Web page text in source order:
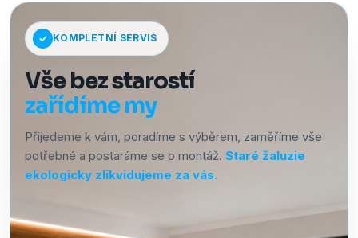
KOMPLETNÍ SERVIS
Vše bez starostí
zařídíme my
Přijedeme k vám, poradíme s výběrem, zaměříme vše
potřebné a postaráme se o montáž. Staré žaluzie
ekologicky zlikvidujeme za vás.